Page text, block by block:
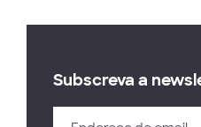
Subscreva a